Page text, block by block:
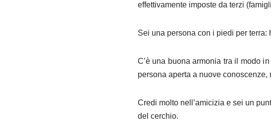
effettivamente imposte da terzi
Sei una persona con i piedi per
C’è una buona armonia tra il modo
persona aperta a nuove
Credi molto nell’amicizia e sei un
del cerchio.